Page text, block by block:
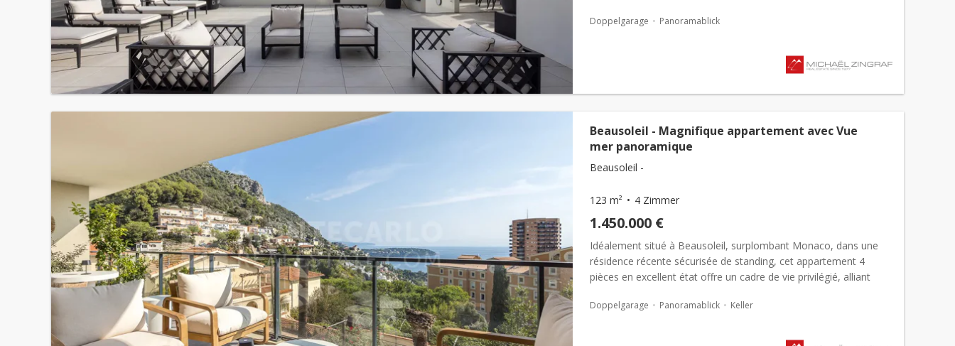
Doppelgarage Panoramablick
Beausoleil - Magnifique appartement avec Vue
mer panoramique
Beausoleil -
123 m² 4 Zimmer
1.450.000 €
Idéalement situé à Beausoleil, surplombant Monaco, dans une
résidence récente sécurisée de standing, cet appartement 4
pièces en excellent état offre un cadre de vie privilégié, alliant
Doppelgarage Panoramablick Keller